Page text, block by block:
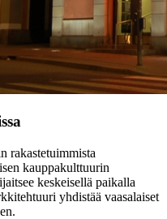
rakastetuimmista
kauppakulttuurin
keskeisellä paikalla
yhdistää vaasalaiset